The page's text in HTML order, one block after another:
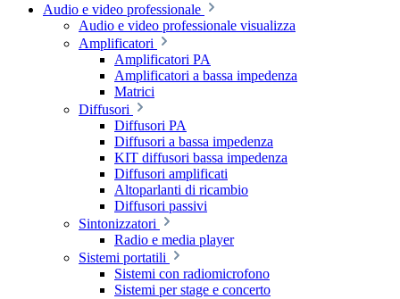
Audio e video professionale
Audio e video professionale visualizza
Amplificatori
Amplificatori PA
Amplificatori a bassa impedenza
Matrici
Diffusori
Diffusori PA
Diffusori a bassa impedenza
KIT diffusori bassa impedenza
Diffusori amplificati
Altoparlanti di ricambio
Diffusori passivi
Sintonizzatori
Radio e media player
Sistemi portatili
Sistemi con radiomicrofono
Sistemi per stage e concerto